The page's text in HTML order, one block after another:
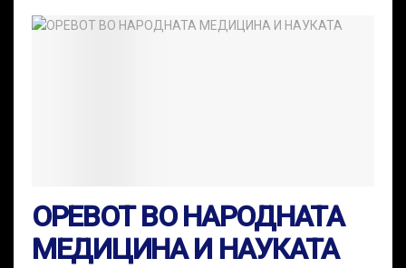
ОРЕВОТ ВО НАРОДНАТА
МЕДИЦИНА И НАУКАТА